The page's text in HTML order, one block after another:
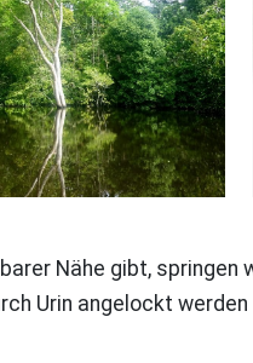
Nähe gibt, springen
Urin angelockt